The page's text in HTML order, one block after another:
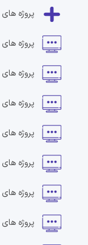
پروژه های
پروژه های
پروژه های
پروژه های
پروژه های
پروژه های
پروژه های
پروژه های